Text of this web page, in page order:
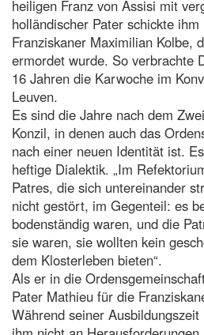
heiligen Franz von Assisi mit
holländischer Pater schickte
Franziskaner Maximilian Kolbe,
ermordet wurde. So verbrachte
16 Jahren die Karwoche im
Leuven.
Es sind die Jahre nach dem
Konzil, in denen auch das
nach einer neuen Identität ist.
heftige Dialektik. „Im
Patres, die sich untereinander
nicht gestört, im Gegenteil: es
bodenständig waren, und die
sie waren, sie wollten kein
dem Klosterleben bieten“.
Als er in die
Pater Mathieu für die
Während seiner